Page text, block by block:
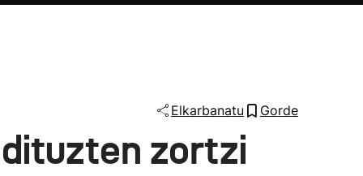
Elkarbanatu Gorde
zortzi